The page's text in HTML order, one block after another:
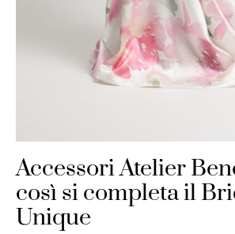
Accessori Atelier
così si completa il
Unique